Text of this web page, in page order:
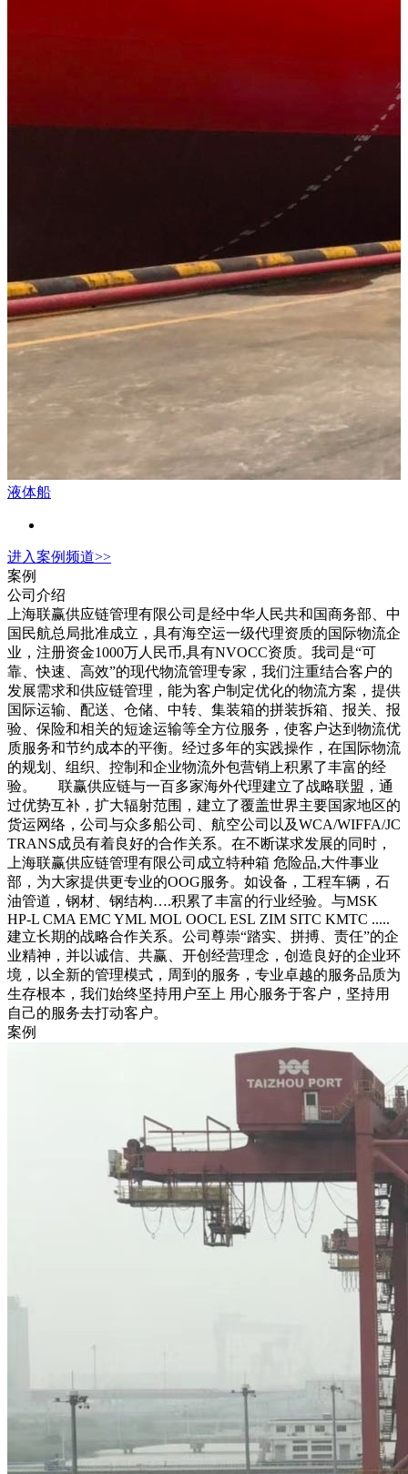
液体船
进入案例频道>>
案例
公司介绍
上海联赢供应链管理有限公司是经中华人民共和国商务部、中
国民航总局批准成立，具有海空运一级代理资质的国际物流企
业，注册资金1000万人民币,具有NVOCC资质。我司是“可
靠、快速、高效”的现代物流管理专家，我们注重结合客户的
发展需求和供应链管理，能为客户制定优化的物流方案，提供
国际运输、配送、仓储、中转、集装箱的拼装拆箱、报关、报
验、保险和相关的短途运输等全方位服务，使客户达到物流优
质服务和节约成本的平衡。经过多年的实践操作，在国际物流
的规划、组织、控制和企业物流外包营销上积累了丰富的经
验。 联赢供应链与一百多家海外代理建立了战略联盟，通
过优势互补，扩大辐射范围，建立了覆盖世界主要国家地区的
货运网络，公司与众多船公司、航空公司以及WCA/WIFFA/JC
TRANS成员有着良好的合作关系。在不断谋求发展的同时，
上海联赢供应链管理有限公司成立特种箱 危险品,大件事业
部，为大家提供更专业的OOG服务。如设备，工程车辆，石
油管道，钢材、钢结构….积累了丰富的行业经验。与MSK
HP-L CMA EMC YML MOL OOCL ESL ZIM SITC KMTC .....
建立长期的战略合作关系。公司尊崇“踏实、拼搏、责任”的企
业精神，并以诚信、共赢、开创经营理念，创造良好的企业环
境，以全新的管理模式，周到的服务，专业卓越的服务品质为
生存根本，我们始终坚持用户至上 用心服务于客户，坚持用
自己的服务去打动客户。
案例